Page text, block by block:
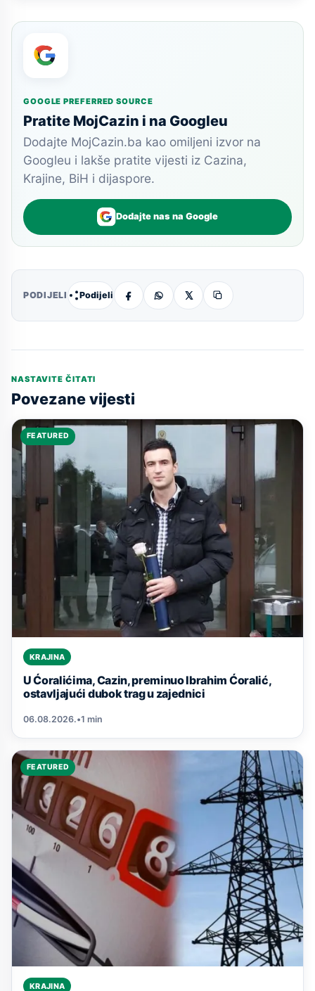
GOOGLE PREFERRED SOURCE
Pratite MojCazin i na Googleu
Dodajte MojCazin.ba kao omiljeni izvor na
Googleu i lakše pratite vijesti iz Cazina,
Krajine, BiH i dijaspore.
Dodajte nas na Google
PODIJELI Podijeli
NASTAVITE ČITATI
Povezane vijesti
FEATURED
KRAJINA
U Ćoralićima, Cazin, preminuo Ibrahim Ćoralić,
ostavljajući dubok trag u zajednici
06.08.2026.•1 min
FEATURED
KRAJINA